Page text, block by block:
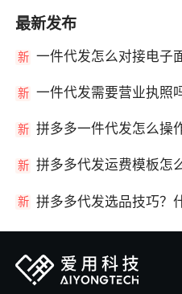
最新发布
新
新
新
新
新 拼多多代发选品技巧？